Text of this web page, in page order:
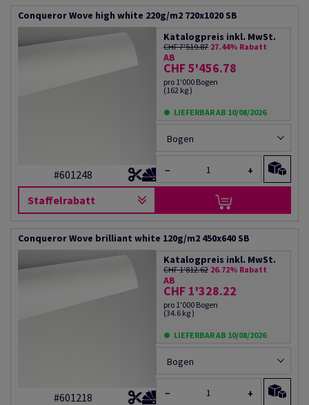
Conqueror Wove high white 220g/m2 720x1020 SB
#601248
Staffelrabatt
Katalogpreis inkl. MwSt.
CHF 7'519.87 27.44% Rabatt
AB
CHF 5'456.78
pro 1'000 Bogen
(162 kg )
LIEFERBAR AB 10/08/2026
Bogen
− +
Conqueror Wove brilliant white 120g/m2 450x640 SB
#601218
Katalogpreis inkl. MwSt.
CHF 1'812.62 26.72% Rabatt
AB
CHF 1'328.22
pro 1'000 Bogen
(34.6 kg )
LIEFERBAR AB 10/08/2026
Bogen
− +